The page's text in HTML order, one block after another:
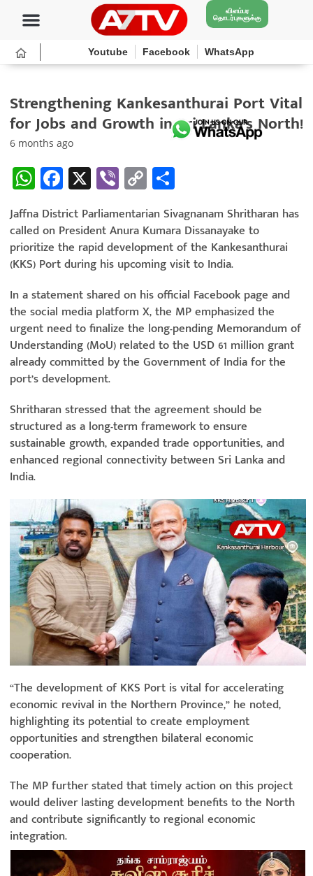
விளம்பர
தொடர்புகளுக்கு
Youtube Facebook WhatsApp
Strengthening Kankesanthurai Port Vital
for Jobs and Growth in Sri Lanka’s North!
6 months ago
W
h
at
sA
p
p
Fa
ce
b
o
o
k
X Vi
b
er
C
o
py
Li
n
k
ar
e
Jaffna District Parliamentarian Sivagnanam Shritharan has
called on President Anura Kumara Dissanayake to
prioritize the rapid development of the Kankesanthurai
(KKS) Port during his upcoming visit to India.
In a statement shared on his official Facebook page and
the social media platform X, the MP emphasized the
urgent need to finalize the long-pending Memorandum of
Understanding (MoU) related to the USD 61 million grant
already committed by the Government of India for the
port’s development.
Shritharan stressed that the agreement should be
structured as a long-term framework to ensure
sustainable growth, expanded trade opportunities, and
enhanced regional connectivity between Sri Lanka and
India.
“The development of KKS Port is vital for accelerating
economic revival in the Northern Province,” he noted,
highlighting its potential to create employment
opportunities and strengthen bilateral economic
cooperation.
The MP further stated that timely action on this project
would deliver lasting development benefits to the North
and contribute significantly to regional economic
integration.